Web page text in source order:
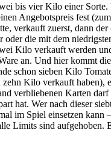
bis vier Kilo einer
Angebotspreis fest
verkauft zuerst, dann
die mit dem
Kilo verkauft werden
an. Und hier kommt
schon sieben Kilo
Kilo verkauft
verbliebenen Karten
hat. Wer nach dieser
im Spiel einsetzen
Limits sind